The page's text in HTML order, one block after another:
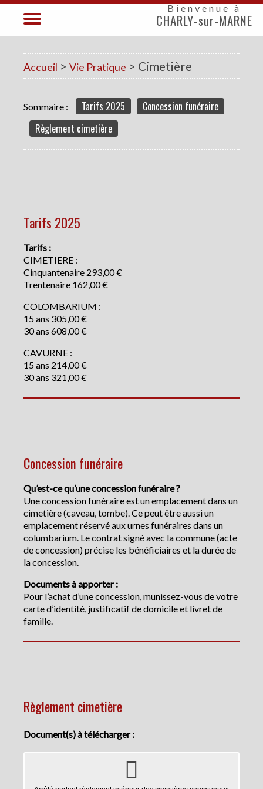
Bienvenue à
CHARLY-sur-MARNE
Accueil > Vie Pratique > Cimetière
Sommaire : Tarifs 2025
Concession funéraire
Règlement cimetière
Tarifs 2025
Tarifs :
CIMETIERE :
Cinquantenaire 293,00 €
Trentenaire 162,00 €
COLOMBARIUM :
15 ans 305,00 €
30 ans 608,00 €
CAVURNE :
15 ans 214,00 €
30 ans 321,00 €
Concession funéraire
Qu’est-ce qu’une concession funéraire ?
Une concession funéraire est un emplacement dans un
cimetière (caveau, tombe). Ce peut être aussi un
emplacement réservé aux urnes funéraires dans un
columbarium. Le contrat signé avec la commune (acte
de concession) précise les bénéficiaires et la durée de
la concession.
Documents à apporter :
Pour l’achat d’une concession, munissez-vous de votre
carte d’identité, justificatif de domicile et livret de
famille.
Règlement cimetière
Document(s) à télécharger :